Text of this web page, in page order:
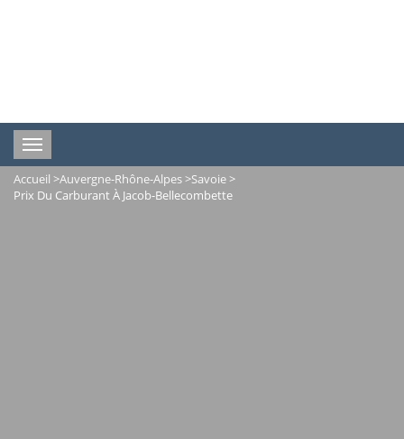
Toggle
navigation
Accueil >Auvergne-Rhône-Alpes>Savoie>
Prix Du Carburant À Jacob-Bellecombette